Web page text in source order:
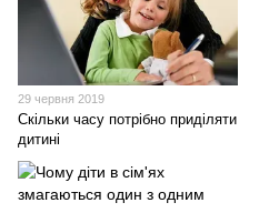
29 червня 2019
Скільки часу потрібно приділяти
дитині